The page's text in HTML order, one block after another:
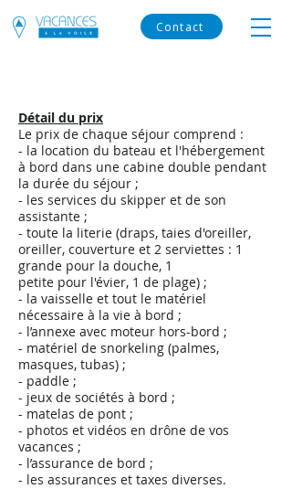
Contact
Détail du prix
Le prix de chaque séjour comprend :
- la location du bateau et l'hébergement
à bord dans une cabine double pendant
la durée du séjour ;
- les services du skipper et de son
assistante ;
- toute la literie (draps, taies d'oreiller,
oreiller, couverture et 2 serviettes : 1
grande pour la douche, 1
petite pour l'évier, 1 de plage) ;
- la vaisselle et tout le matériel
nécessaire à la vie à bord ;
- l’annexe avec moteur hors-bord ;
- matériel de snorkeling (palmes,
masques, tubas) ;
- paddle ;
- jeux de sociétés à bord ;
- matelas de pont ;
- photos et vidéos en drône de vos
vacances ;
- l’assurance de bord ;
- les assurances et taxes diverses.